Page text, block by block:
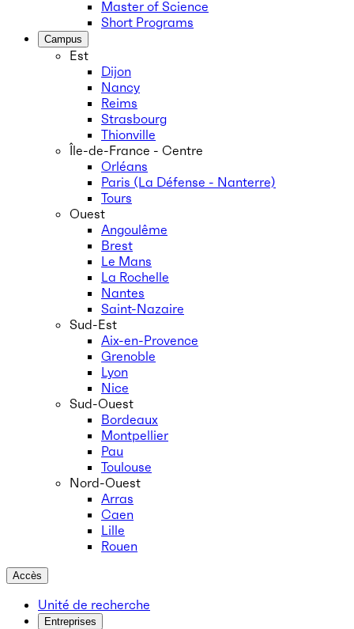
Master of Science
Short Programs
Campus
Est
Dijon
Nancy
Reims
Strasbourg
Thionville
Île-de-France - Centre
Orléans
Paris (La Défense - Nanterre)
Tours
Ouest
Angoulême
Brest
Le Mans
La Rochelle
Nantes
Saint-Nazaire
Sud-Est
Aix-en-Provence
Grenoble
Lyon
Nice
Sud-Ouest
Bordeaux
Montpellier
Pau
Toulouse
Nord-Ouest
Arras
Caen
Lille
Rouen
Accès
Unité de recherche
Entreprises